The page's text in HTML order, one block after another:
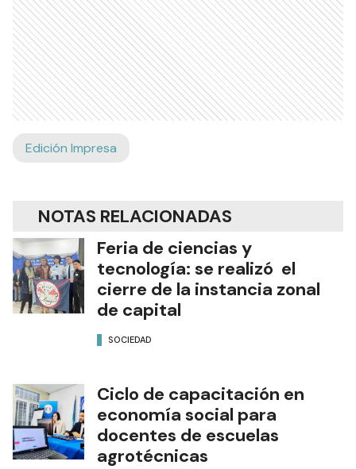
Edición Impresa
NOTAS RELACIONADAS
Feria de ciencias y
tecnología: se realizó el
cierre de la instancia zonal
de capital
SOCIEDAD
Ciclo de capacitación en
economía social para
docentes de escuelas
agrotécnicas